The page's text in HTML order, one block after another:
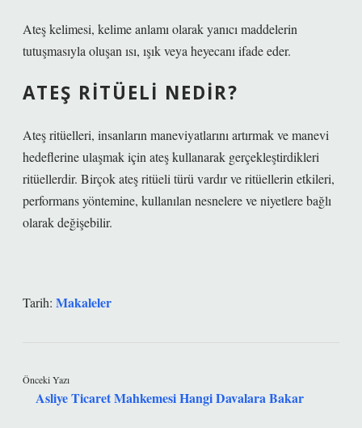
Ateş kelimesi, kelime anlamı olarak yanıcı maddelerin
tutuşmasıyla oluşan ısı, ışık veya heyecanı ifade eder.
ATEŞ RITÜELI NEDIR?
Ateş ritüelleri, insanların maneviyatlarını artırmak ve manevi
hedeflerine ulaşmak için ateş kullanarak gerçekleştirdikleri
ritüellerdir. Birçok ateş ritüeli türü vardır ve ritüellerin etkileri,
performans yöntemine, kullanılan nesnelere ve niyetlere bağlı
olarak değişebilir.
Tarih: Makaleler
Önceki Yazı
Asliye Ticaret Mahkemesi Hangi Davalara Bakar